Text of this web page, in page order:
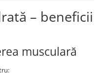
– beneficii
musculară